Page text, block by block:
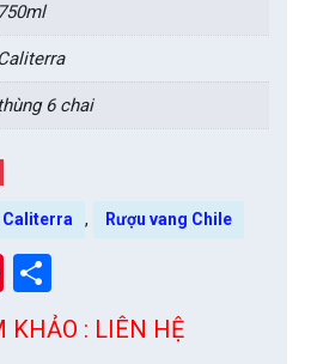
750ml
thùng 6 chai
Caliterra , Rượu vang Chile
Pinterest
KHẢO : LIÊN HỆ